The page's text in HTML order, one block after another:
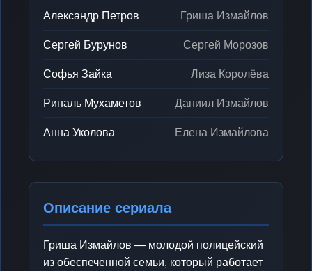
Александр Петров Гриша Измайлов
Сергей Бурунов Сергей Морозов
Софья Зайка Лиза Королёва
Риналь Мухаметов Даниил Измайлов
Анна Уколова Елена Измайлова
Описание сериала
Гриша Измайлов — молодой полицейский
из обеспеченной семьи, который работает